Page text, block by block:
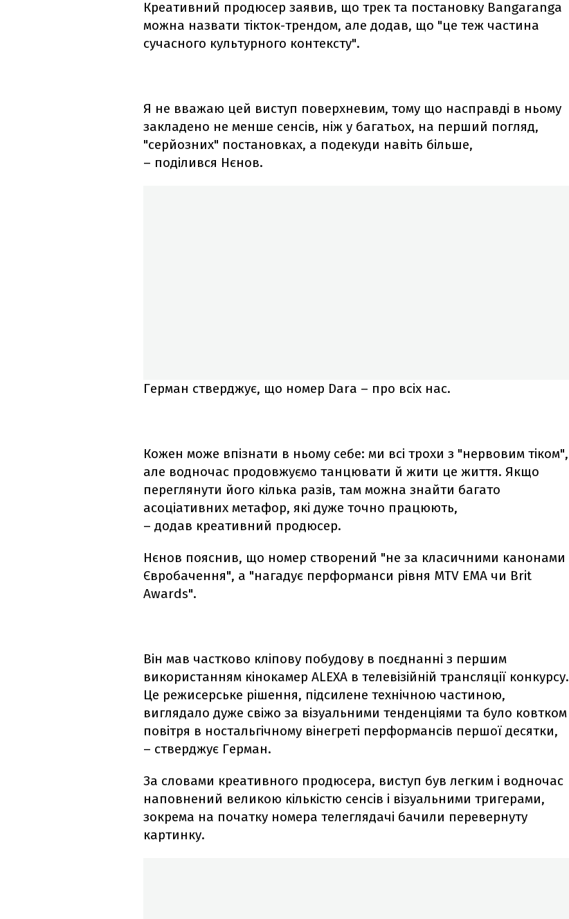
Креативний продюсер заявив, що трек та постановку Bangaranga
можна назвати тікток-трендом, але додав, що "це теж частина
сучасного культурного контексту".
Я не вважаю цей виступ поверхневим, тому що насправді в ньому
закладено не менше сенсів, ніж у багатьох, на перший погляд,
"серйозних" постановках, а подекуди навіть більше,
– поділився Нєнов.
Герман стверджує, що номер Dara – про всіх нас.
Кожен може впізнати в ньому себе: ми всі трохи з "нервовим тіком",
але водночас продовжуємо танцювати й жити це життя. Якщо
переглянути його кілька разів, там можна знайти багато
асоціативних метафор, які дуже точно працюють,
– додав креативний продюсер.
Нєнов пояснив, що номер створений "не за класичними канонами
Євробачення", а "нагадує перформанси рівня MTV EMA чи Brit
Awards".
Він мав частково кліпову побудову в поєднанні з першим
використанням кінокамер ALEXA в телевізійній трансляції конкурсу.
Це режисерське рішення, підсилене технічною частиною,
виглядало дуже свіжо за візуальними тенденціями та було ковтком
повітря в ностальгічному вінегреті перформансів першої десятки,
– стверджує Герман.
За словами креативного продюсера, виступ був легким і водночас
наповнений великою кількістю сенсів і візуальними тригерами,
зокрема на початку номера телеглядачі бачили перевернуту
картинку.